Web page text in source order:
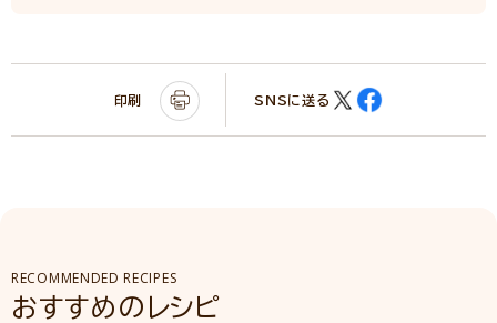
印刷 SNSに送る
RECOMMENDED RECIPES
おすすめのレシピ